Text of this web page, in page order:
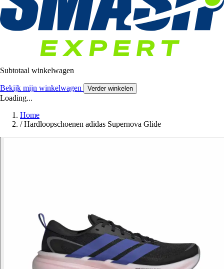
Subtotaal winkelwagen
Bekijk mijn winkelwagen Verder winkelen
Loading...
Home
/ Hardloopschoenen adidas Supernova Glide